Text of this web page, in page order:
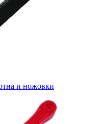
и ножовки